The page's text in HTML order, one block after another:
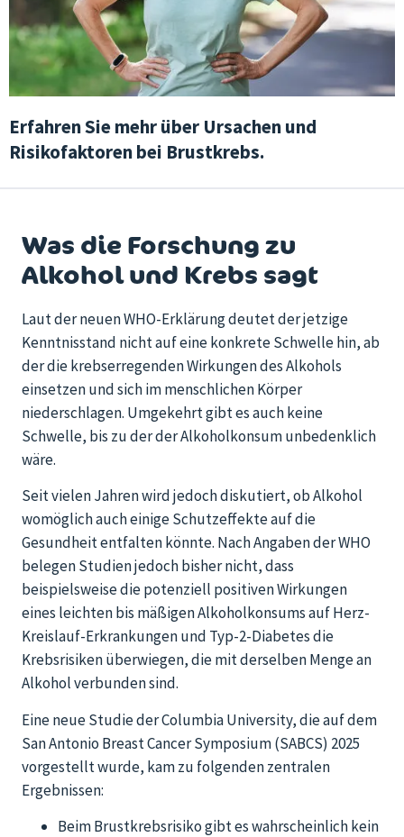
Erfahren Sie mehr über Ursachen und
Risikofaktoren bei Brustkrebs.
Was die Forschung zu
Alkohol und Krebs sagt
Laut der neuen WHO-Erklärung deutet der jetzige
Kenntnisstand nicht auf eine konkrete Schwelle hin, ab
der die krebserregenden Wirkungen des Alkohols
einsetzen und sich im menschlichen Körper
niederschlagen. Umgekehrt gibt es auch keine
Schwelle, bis zu der der Alkoholkonsum unbedenklich
wäre.
Seit vielen Jahren wird jedoch diskutiert, ob Alkohol
womöglich auch einige Schutzeffekte auf die
Gesundheit entfalten könnte. Nach Angaben der WHO
belegen Studien jedoch bisher nicht, dass
beispielsweise die potenziell positiven Wirkungen
eines leichten bis mäßigen Alkoholkonsums auf Herz-
Kreislauf-Erkrankungen und Typ-2-Diabetes die
Krebsrisiken überwiegen, die mit derselben Menge an
Alkohol verbunden sind.
Eine neue Studie der Columbia University, die auf dem
San Antonio Breast Cancer Symposium (SABCS) 2025
vorgestellt wurde, kam zu folgenden zentralen
Ergebnissen:
Beim Brustkrebsrisiko gibt es wahrscheinlich kein